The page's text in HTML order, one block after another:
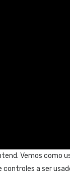
Vemos como
a ser